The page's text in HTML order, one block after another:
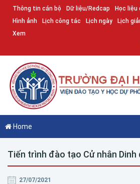
Thông tin cán bộ Dữ liệu/Redcap Học
Hình ảnh
Lịch công tác Lịch ngày Lịch
Xem
Home
Tiến trình đào tạo Cử nhân Dinh
27/07/2021